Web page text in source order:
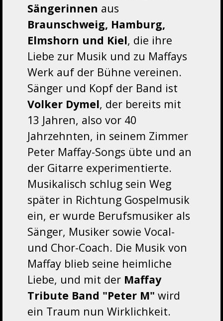
Sängerinnen aus
Braunschweig, Hamburg,
Elmshorn und Kiel, die ihre
Liebe zur Musik und zu Maffays
Werk auf der Bühne vereinen.
Sänger und Kopf der Band ist
Volker Dymel, der bereits mit
13 Jahren, also vor 40
Jahrzehnten, in seinem Zimmer
Peter Maffay-Songs übte und an
der Gitarre experimentierte.
Musikalisch schlug sein Weg
später in Richtung Gospelmusik
ein, er wurde Berufsmusiker als
Sänger, Musiker sowie Vocal-
und Chor-Coach. Die Musik von
Maffay blieb seine heimliche
Liebe, und mit der Maffay
Tribute Band "Peter M" wird
ein Traum nun Wirklichkeit.